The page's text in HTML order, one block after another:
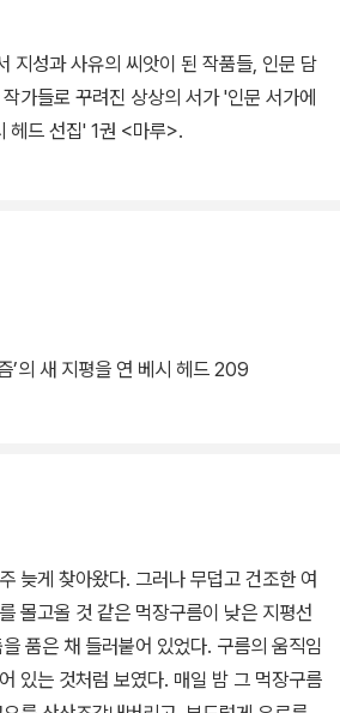
지성과 사유의 씨앗이 된 작품들, 인문 담
가들로 꾸려진 상상의 서가 '인문 서가에
헤드 선집' 1권 <마루>.
주의, 인권해방 등의 이슈로 부단히 언급
힘든 독특한 인물 설정이라든가, 서구 담
까지 아우르는 주제의식 등 그녀의 문학세
와 흑인 아버지 사이에서 태어난 혼혈유색
프리카 여성으로서, 그녀의 일생은 안팎
차별과의 끊임없는 싸움의 연속이었다.
에서 영구 추방되어 15년간 보츠와나 시민
을 살았던 그녀의 이 굴곡진 경험은 작품
있다. 그중 <마루>는 아프리카 사회에 만
해설―‘아프리카 페미니즘’의 새 지평을 연 베시 헤드 209
늦게 찾아왔다. 그러나 무덥고 건조한 여
몰고올 것 같은 먹장구름이 낮은 지평선
품은 채 들러붙어 있었다. 구름의 움직임
있는 것처럼 보였다. 매일 밤 그 먹장구름